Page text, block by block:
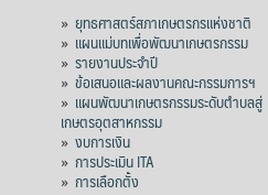
» ยุทธศาสตร์สภาเกษตรกรแห่งชาติ
» แผนแม่บทเพื่อพัฒนาเกษตรกรรม
» รายงานประจำปี
» ข้อเสนอและผลงานคณะกรรมการฯ
» แผนพัฒนาเกษตรกรรมระดับตำบลสู่
เกษตรอุตสาหกรรม
» งบการเงิน
» การประเมิน ITA
» การเลือกตั้ง